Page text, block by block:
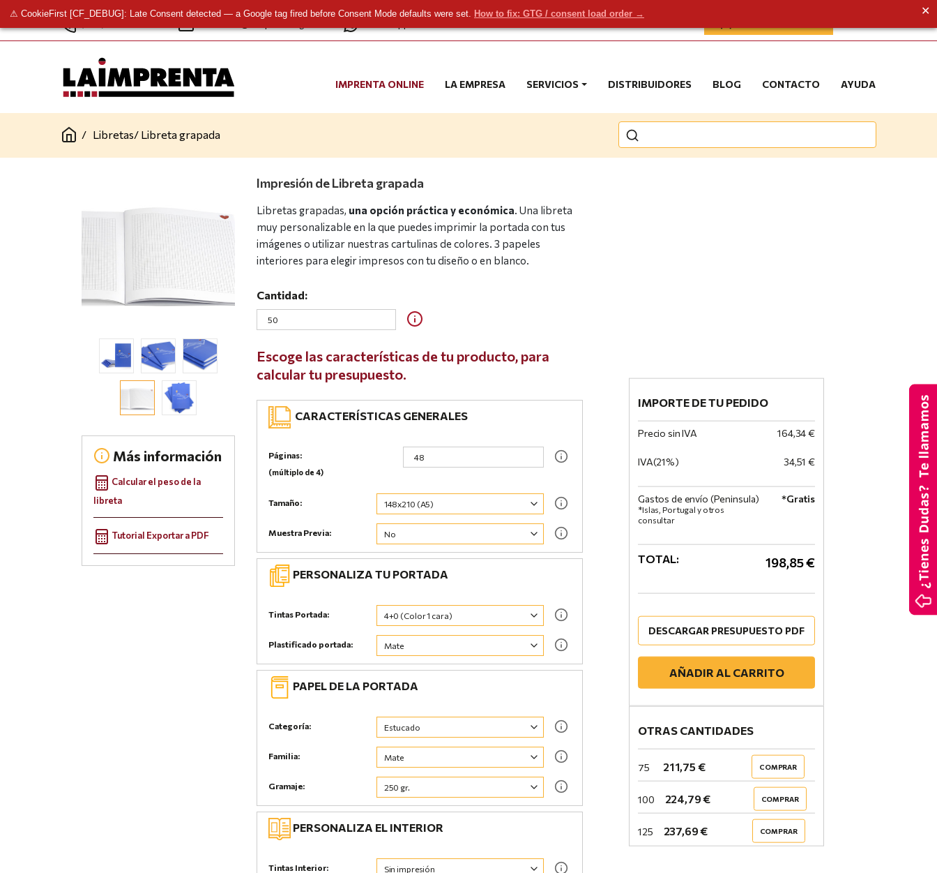
⚠ CookieFirst [CF_DEBUG]: Late Consent detected — a Google tag fired before Consent Mode defaults were set. How to fix: GTG / consent load order →
✕
IMPRENTA ONLINE LA EMPRESA SERVICIOS DISTRIBUIDORES BLOG CONTACTO AYUDA
/ Libretas/ Libreta grapada
Más información
Calcular el peso de la
libreta
Tutorial Exportar a PDF
Impresión de Libreta grapada
Libretas grapadas, una opción práctica y económica. Una libreta
muy personalizable en la que puedes imprimir la portada con tus
imágenes o utilizar nuestras cartulinas de colores. 3 papeles
interiores para elegir impresos con tu diseño o en blanco.
Cantidad:
Escoge las características de tu producto, para
calcular tu presupuesto.
CARACTERÍSTICAS GENERALES
Páginas:
(múltiplo de 4)
Tamaño:
Muestra Previa:
PERSONALIZA TU PORTADA
Tintas Portada:
Plastificado portada:
PAPEL DE LA PORTADA
Categoría:
Familia:
Gramaje:
PERSONALIZA EL INTERIOR
Tintas Interior:
IMPORTE DE TU PEDIDO
Precio sin IVA 164,34 €
IVA(21%) 34,51 €
Gastos de envío (Peninsula)
*Islas, Portugal y otros
consultar
*Gratis
TOTAL: 198,85 €
DESCARGAR PRESUPUESTO PDF
AÑADIR AL CARRITO
OTRAS CANTIDADES
75 211,75 € COMPRAR
100 224,79 € COMPRAR
125 237,69 € COMPRAR